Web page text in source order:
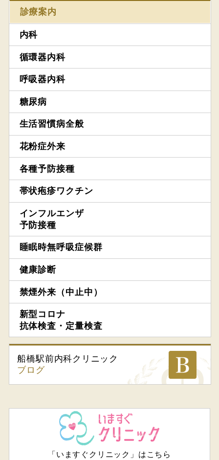
診療案内
内科
循環器内科
呼吸器内科
糖尿病
生活習慣病全般
花粉症外来
各種予防接種
帯状疱疹ワクチン
インフルエンザ
予防接種
睡眠時無呼吸症候群
健康診断
禁煙外来（中止中）
新型コロナ
抗体検査・定量検査
船橋駅前内科クリニック
ブログ
「いますぐクリニック」はこちら